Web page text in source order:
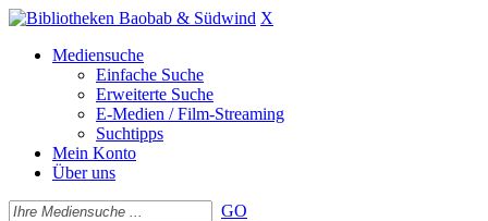
X
Mediensuche
Einfache Suche
Erweiterte Suche
E-Medien / Film-Streaming
Suchtipps
Mein Konto
Über uns
GO